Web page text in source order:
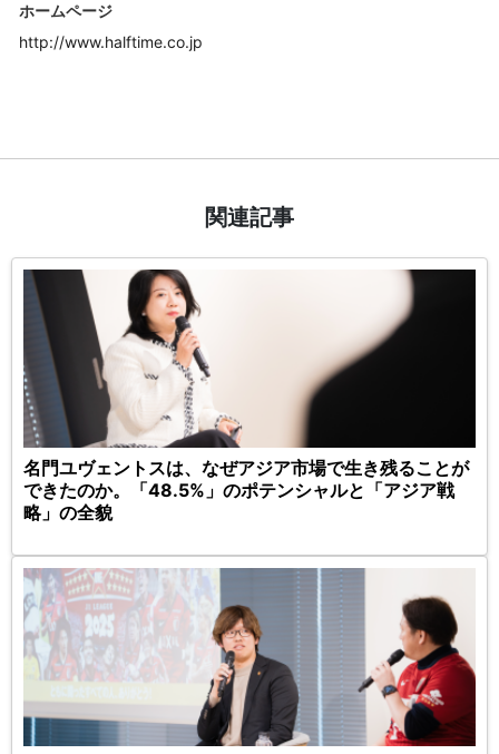
ホームページ
http://www.halftime.co.jp
関連記事
名門ユヴェントスは、なぜアジア市場で生き残ることが
できたのか。「48.5%」のポテンシャルと「アジア戦
略」の全貌